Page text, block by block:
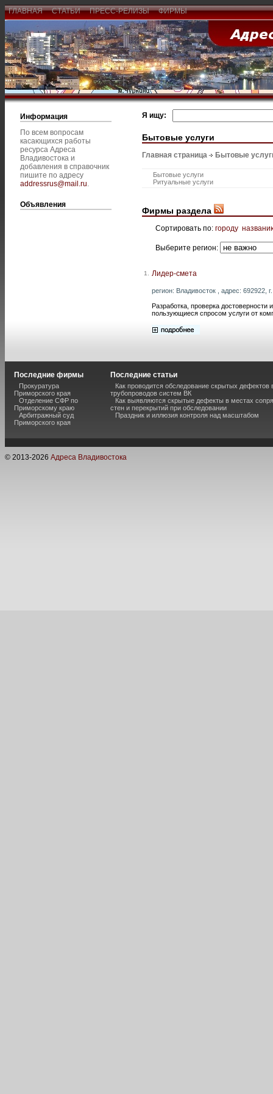
ГЛАВНАЯ СТАТЬИ ПРЕСС-РЕЛИЗЫ ФИРМЫ
Информация
По всем вопросам
касающихся работы
ресурса Адреса
Владивостока и
добавления в справочник
пишите по адресу
addressrus@mail.ru.
Объявления
Я ищу:
Бытовые услуги
Главная страница Бытовые
Бытовые услуги
Ритуальные услуги
Фирмы раздела
Сортировать по: городу
Выберите регион:
1. Лидер-смета
регион: Владивосток , адрес: 692922,
Разработка, проверка
пользующиеся спросом услуги от
Последние фирмы
Прокуратура
Приморского края
Отделение СФР по
Приморскому краю
Арбитражный суд
Приморского края
Последние статьи
Как проводится обследование скрытых дефектов
трубопроводов систем ВК
Как выявляются скрытые дефекты в местах
стен и перекрытий при обследовании
Праздник и иллюзия контроля над масштабом
© 2013-2026 Адреса Владивостока